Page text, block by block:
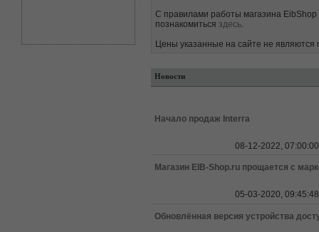
С правилами работы магазина
познакомиться здесь.
Цены указанные на сайте не являются
Новости
Начало продаж Interra
08-12-2022, 07:00:00
Магазин EIB-Shop.ru прощается с
05-03-2020, 09:45:48
Обновлённая версия устройства